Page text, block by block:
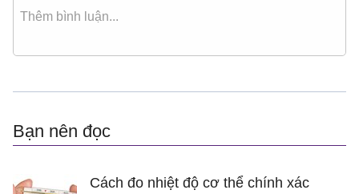
Bạn nên đọc
Cách đo nhiệt độ cơ thể chính xác